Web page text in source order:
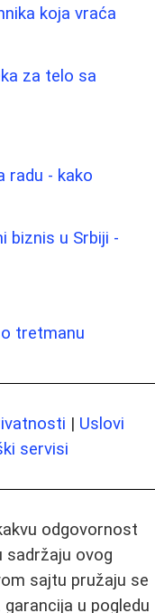
koja vraća
za telo sa
radu - kako
biznis u Srbiji -
tretmanu
| Uslovi
servisi
odgovornost
sadržaju ovog
sajtu pružaju se
u pogledu